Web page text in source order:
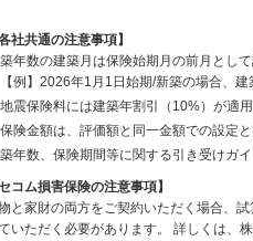
各社共通の注意事項】
築年数の建築月は保険始期月の前月として
【例】2026年1月1日始期/新築の場合、
地震保険料には建築年割引（10%）が適用
保険金額は、評価額と同一金額での設定と
築年数、保険期間等に関する引き受けガ
セコム損害保険の注意事項】
と家財の両方をご契約いただく場合、
いただく必要があります。 詳しくは、